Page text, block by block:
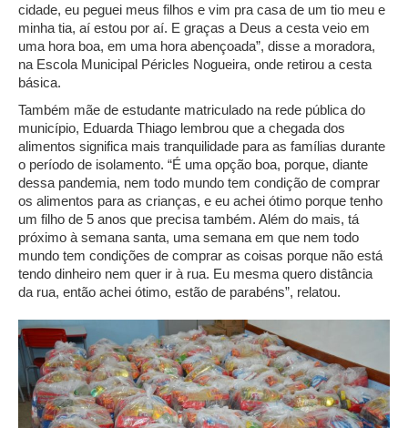
cidade, eu peguei meus filhos e vim pra casa de um tio meu e
minha tia, aí estou por aí. E graças a Deus a cesta veio em
uma hora boa, em uma hora abençoada”, disse a moradora,
na Escola Municipal Péricles Nogueira, onde retirou a cesta
básica.
Também mãe de estudante matriculado na rede pública do
município, Eduarda Thiago lembrou que a chegada dos
alimentos significa mais tranquilidade para as famílias durante
o período de isolamento. “É uma opção boa, porque, diante
dessa pandemia, nem todo mundo tem condição de comprar
os alimentos para as crianças, e eu achei ótimo porque tenho
um filho de 5 anos que precisa também. Além do mais, tá
próximo à semana santa, uma semana em que nem todo
mundo tem condições de comprar as coisas porque não está
tendo dinheiro nem quer ir à rua. Eu mesma quero distância
da rua, então achei ótimo, estão de parabéns”, relatou.